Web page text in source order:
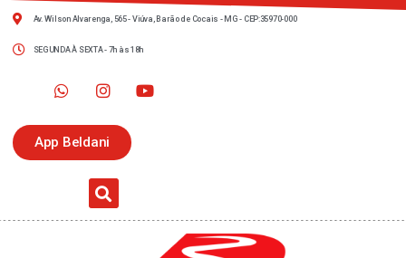
Av. Wilson Alvarenga, 565 - Viúva, Barão de Cocais - MG - CEP:35970-000
SEGUNDA À SEXTA - 7h às 18h
App Beldani